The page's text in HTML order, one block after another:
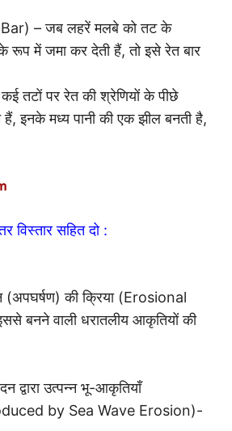
Bar) – जब लहरें मलबे को तट के
रूप में जमा कर देती हैं, तो इसे रेत बार
तटों पर रेत की श्रेणियों के पीछे
इनके मध्य पानी की एक झील बनती है,
विस्तार सहित दो :
(अपघर्षण) की क्रिया (Erosional
बनने वाली धरातलीय आकृतियों की
द्वारा उत्पन्न भू-आकृतियाँ
by Sea Wave Erosion)-